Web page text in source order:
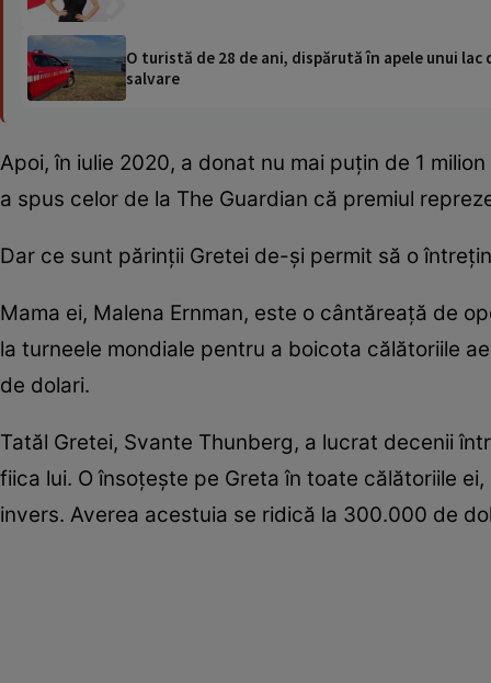
O turistă de 28 de ani, dispărută în apele unui
salvare
Apoi, în iulie 2020, a donat nu mai puțin de 1
a spus celor de la The Guardian că premiul
Dar ce sunt părinții Gretei de-și permit să o
Mama ei, Malena Ernman, este o cântăreață de
la turneele mondiale pentru a boicota călătoriile
de dolari.
Tatăl Gretei, Svante Thunberg, a lucrat decenii
fiica lui. O însoțește pe Greta în toate călătoriile
invers. Averea acestuia se ridică la 300.000 de